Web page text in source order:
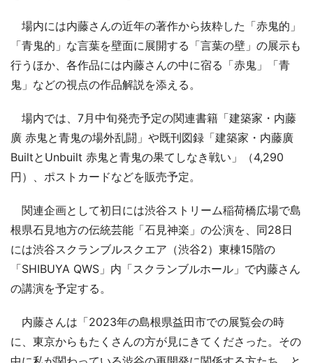
場内には内藤さんの近年の著作から抜粋した「赤鬼的」
「青鬼的」な言葉を壁面に展開する「言葉の壁」の展示も
行うほか、各作品には内藤さんの中に宿る「赤鬼」「青
鬼」などの視点の作品解説を添える。
場内では、7月中旬発売予定の関連書籍「建築家・内藤
廣 赤鬼と青鬼の場外乱闘」や既刊図録「建築家・内藤廣
BuiltとUnbuilt 赤鬼と青鬼の果てしなき戦い」（4,290
円）、ポストカードなどを販売予定。
関連企画として初日には渋谷ストリーム稲荷橋広場で島
根県石見地方の伝統芸能「石見神楽」の公演を、同28日
には渋谷スクランブルスクエア（渋谷2）東棟15階の
「SHIBUYA QWS」内「スクランブルホール」で内藤さん
の講演を予定する。
内藤さんは「2023年の島根県益田市での展覧会の時
に、東京からもたくさんの方が見にきてくださった。その